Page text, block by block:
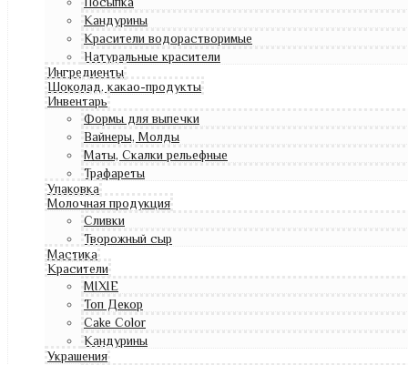
Кандурины
Красители водорастворимые
Натуральные красители
Ингредиенты
Шоколад, какао-продукты
Инвентарь
Формы для выпечки
Вайнеры, Молды
Маты, Скалки рельефные
Трафареты
Упаковка
Молочная продукция
Сливки
Творожный сыр
Мастика
Красители
MIXIE
Топ Декор
Cake Color
Кандурины
Украшения